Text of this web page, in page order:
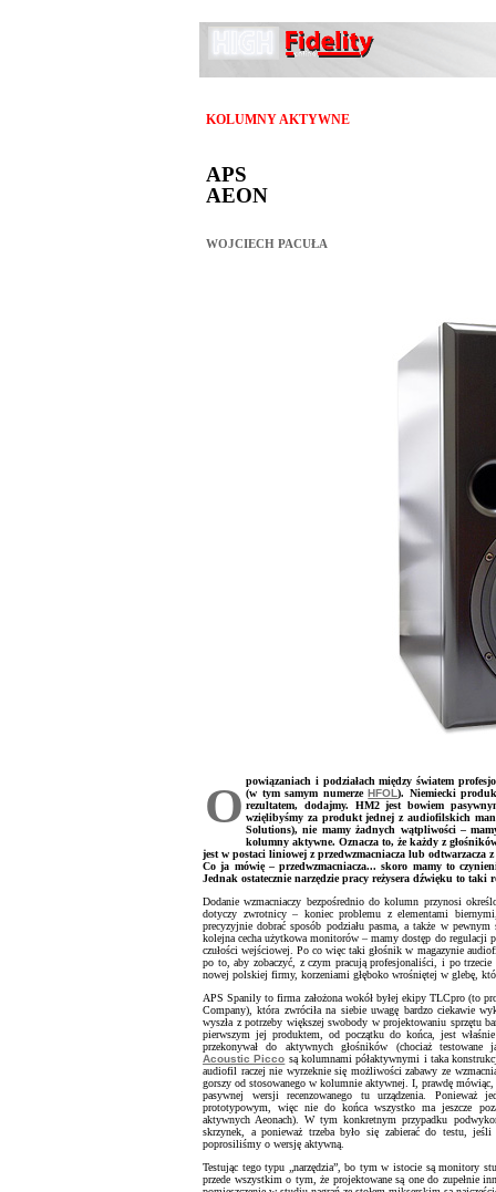
KOLUMNY AKTYWNE
APS
AEON
WOJCIECH PACUŁA
O powiązaniach i podziałach między światem
(w tym samym numerzeHFOL). Niemiecki
rezultatem, dodajmy. HM2 jest bowiem
wzięlibyśmy za produkt jednej z audiofilskich
Solutions), nie mamy żadnych wątpliwości –
kolumny aktywne. Oznacza to, że każdy z
jest w postaci liniowej z przedwzmacniacza lub odtwarzacza
Co ja mówię – przedwzmacniacza... skoro mamy to
Jednak ostatecznie narzędzie pracy reżysera dźwięku to
Dodanie wzmacniaczy bezpośrednio do kolumn przynosi
dotyczy zwrotnicy – koniec problemu z elementami
precyzyjnie dobrać sposób podziału pasma, a także w
kolejna cecha użytkowa monitorów – mamy dostęp do regulacji
czułości wejściowej. Po co więc taki głośnik w magazynie
po to, aby zobaczyć, z czym pracują profesjonaliści, i po trzecie
nowej polskiej firmy, korzeniami głęboko wrośniętej w glebę,
APS Spanily to firma założona wokół byłej ekipy TLCpro (to
Company), która zwróciła na siebie uwagę bardzo ciekawie
wyszła z potrzeby większej swobody w projektowaniu sprzętu
pierwszym jej produktem, od początku do końca, jest
przekonywał do aktywnych głośników (chociaż
Acoustic Picco są kolumnami półaktywnymi i taka
audiofil raczej nie wyrzeknie się możliwości zabawy ze
gorszy od stosowanego w kolumnie aktywnej. I, prawdę mówiąc,
pasywnej wersji recenzowanego tu urządzenia.
prototypowym, więc nie do końca wszystko ma jeszcze
aktywnych Aeonach). W tym konkretnym przypadku
skrzynek, a ponieważ trzeba było się zabierać do testu,
poprosiliśmy o wersję aktywną.
Testując tego typu „narzędzia”, bo tym w istocie są monitory
przede wszystkim o tym, że projektowane są one do zupełnie